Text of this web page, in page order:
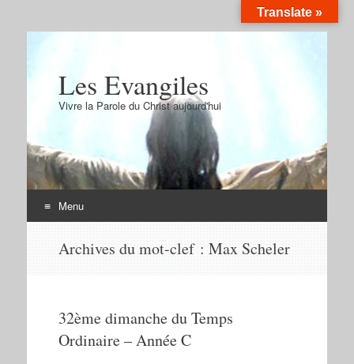
Les Evangiles
Vivre la Parole du Christ aujourd'hui
Menu
Archives du mot-clef : Max Scheler
32ème dimanche du Temps
Ordinaire – Année C
Translate »